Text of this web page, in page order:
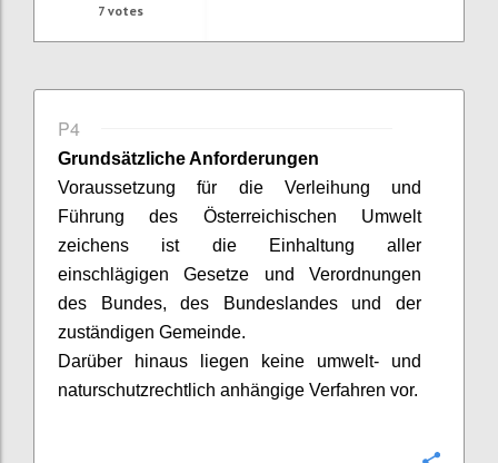
7votes
P4
Grundsätzliche Anforderungen
Voraussetzung für die Verleihung und
Führung des Österreichischen Umwelt
zeichens ist die Einhaltung aller
einschlägigen Gesetze und Verordnungen
des Bundes, des Bundeslandes und der
zuständigen Gemeinde.
Darüber hinaus liegen keine umwelt- und
naturschutzrechtlich anhängige Verfahren vor.